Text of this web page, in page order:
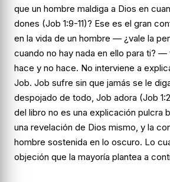
que un hombre maldiga a Dios en
dones (Job 1:9-11)? Ese es el gran
en la vida de un hombre — ¿vale la
cuando no hay nada en ello para ti? —
hace y no hace. No interviene a
Job. Job sufre sin que jamás se le
despojado de todo, Job adora (Job
del libro no es una explicación pulcra
una revelación de Dios mismo, y la
hombre sostenida en lo oscuro. Lo
objeción que la mayoría plantea a